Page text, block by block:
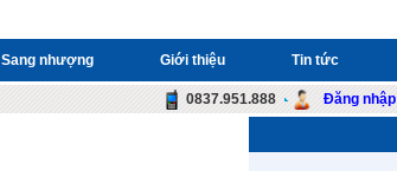
Sang nhượng Giới thiệu Tin tức
0837.951.888 Đăng nhập